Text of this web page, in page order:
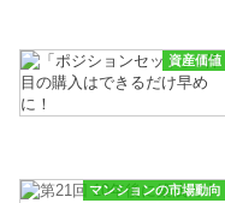
資産価値
マンションの市場動向